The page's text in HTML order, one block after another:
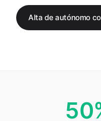
Alta de autónomo